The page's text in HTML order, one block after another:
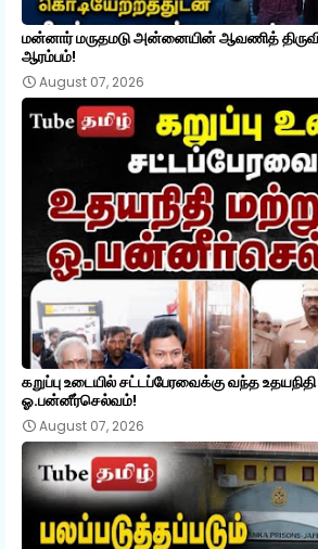
மன்னார் மருதமடு அன்னையின் ஆவணித்
ஆரம்பம்!
August 07, 2026
கறுப்பு உடையில் சட்டப்பேரவைக்கு வந்த
ஓ.பன்னீர்செல்வம்!
August 07, 2026